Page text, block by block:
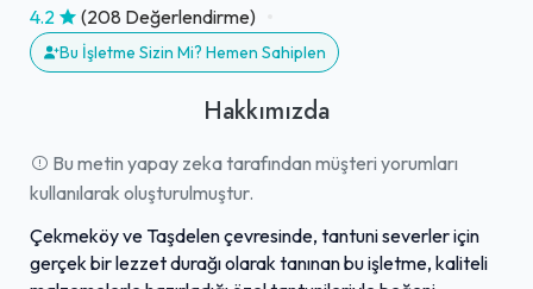
4.2 (208 Değerlendirme)
Bu İşletme Sizin Mi? Hemen Sahiplen
Hakkımızda
Bu metin yapay zeka tarafından müşteri yorumları
kullanılarak oluşturulmuştur.
Çekmeköy ve Taşdelen çevresinde, tantuni severler için
gerçek bir lezzet durağı olarak tanınan bu işletme, kaliteli